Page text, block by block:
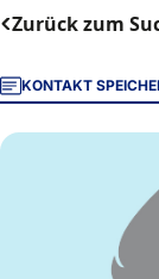
Zurück zum
KONTAKT